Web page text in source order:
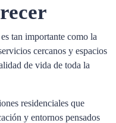
tan importante como la
cercanos y espacios
de vida de toda la
residenciales que
y entornos pensados